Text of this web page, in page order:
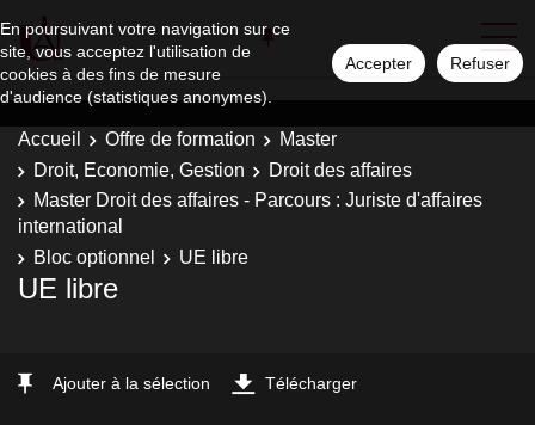
En poursuivant votre navigation sur ce
site, vous acceptez l'utilisation de
cookies à des fins de mesure
d'audience (statistiques anonymes).
Accepter Refuser
Accueil Offre de formation
Master
Droit, Economie, Gestion
Droit des affaires
Master Droit des affaires - Parcours : Juriste d'affaires
international
Bloc optionnel
UE libre
UE libre
Ajouter à la sélection Télécharger